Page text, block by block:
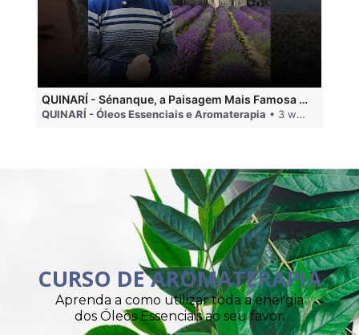
QUINARÍ - Sénanque, a Paisagem Mais Famosa da Aromaterapia
QUINARÍ - Óleos Essenciais e Aromaterapia • 3 weeks ago
CURSO DE AROMATERAPIA
Aprenda a como utilizar toda a energia
dos Óleos Essenciais ao seu favor.